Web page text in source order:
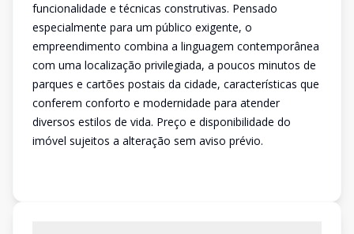
funcionalidade e técnicas construtivas. Pensado
especialmente para um público exigente, o
empreendimento combina a linguagem contemporânea
com uma localização privilegiada, a poucos minutos de
parques e cartões postais da cidade, características que
conferem conforto e modernidade para atender
diversos estilos de vida. Preço e disponibilidade do
imóvel sujeitos a alteração sem aviso prévio.